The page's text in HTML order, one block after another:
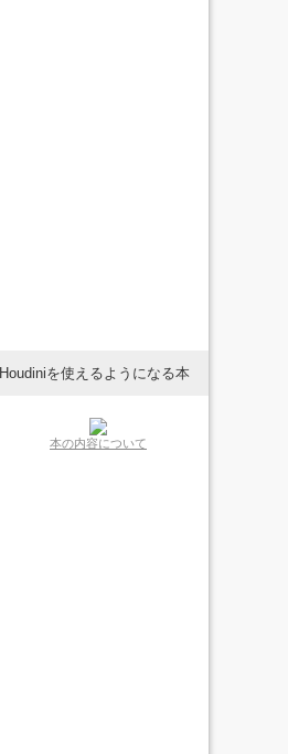
Houdiniを使えるようになる本
本の内容について